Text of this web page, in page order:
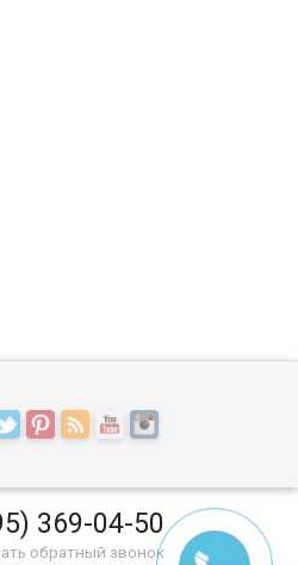
369-04-50
обратный звонок